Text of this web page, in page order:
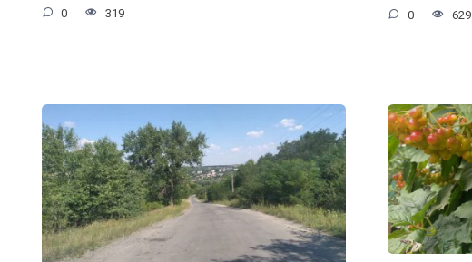
0 319 0 629